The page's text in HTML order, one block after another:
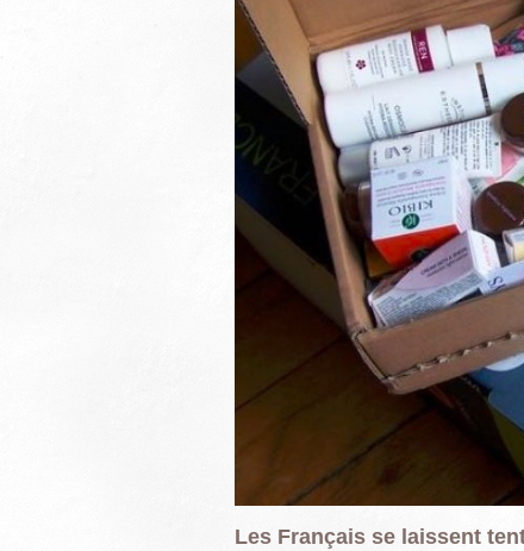
Les Français se laissent